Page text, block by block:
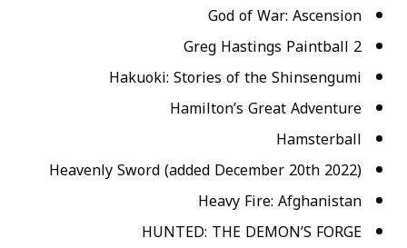
God of War: Ascension
Greg Hastings Paintball 2
Hakuoki: Stories of the Shinsengumi
Hamilton’s Great Adventure
Hamsterball
Heavenly Sword (added December 20th 2022)
Heavy Fire: Afghanistan
HUNTED: THE DEMON’S FORGE